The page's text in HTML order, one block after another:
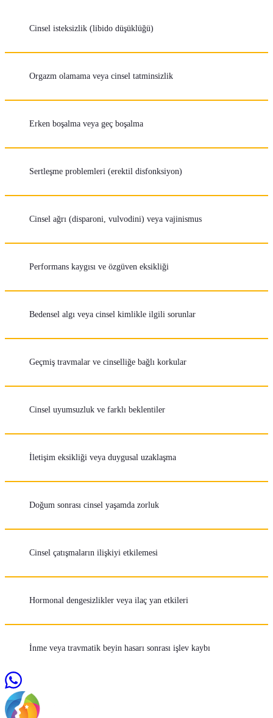
Cinsel isteksizlik (libido düşüklüğü)
Orgazm olamama veya cinsel tatminsizlik
Erken boşalma veya geç boşalma
Sertleşme problemleri (erektil disfonksiyon)
Cinsel ağrı (disparoni, vulvodini) veya vajinismus
Performans kaygısı ve özgüven eksikliği
Bedensel algı veya cinsel kimlikle ilgili sorunlar
Geçmiş travmalar ve cinselliğe bağlı korkular
Cinsel uyumsuzluk ve farklı beklentiler
İletişim eksikliği veya duygusal uzaklaşma
Doğum sonrası cinsel yaşamda zorluk
Cinsel çatışmaların ilişkiyi etkilemesi
Hormonal dengesizlikler veya ilaç yan etkileri
İnme veya travmatik beyin hasarı sonrası işlev kaybı